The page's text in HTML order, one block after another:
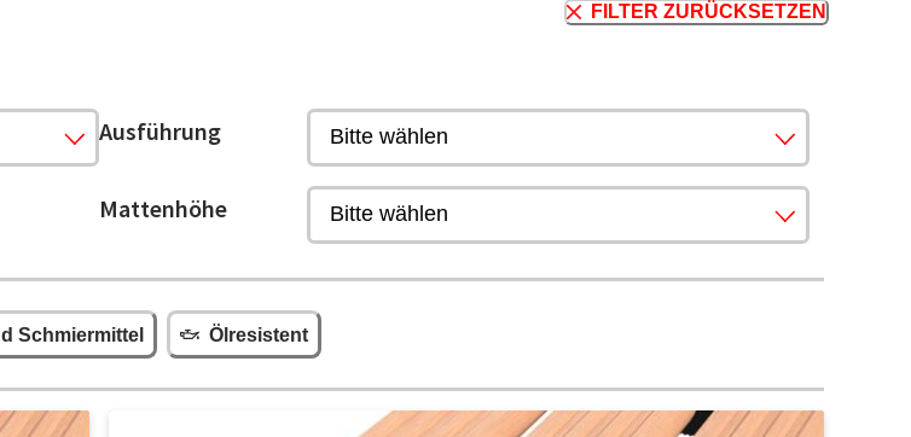
FILTER ZURÜCKSETZEN
Ausführung
Mattenhöhe
Schmiermittel Ölresistent